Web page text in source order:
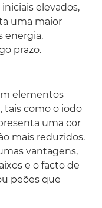
elevados,
uma maior
energia,
prazo.
elementos
tais como o iodo
uma cor
mais reduzidos.
vantagens,
e o facto de
peões que